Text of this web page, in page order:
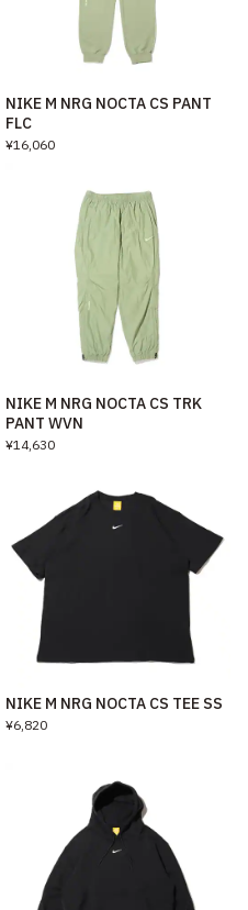
NIKE M NRG NOCTA CS PANT
FLC
¥16,060
NIKE M NRG NOCTA CS TRK
PANT WVN
¥14,630
NIKE M NRG NOCTA CS TEE SS
¥6,820